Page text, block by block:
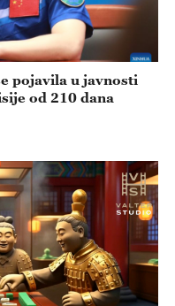
pojavila u javnosti
od 210 dana